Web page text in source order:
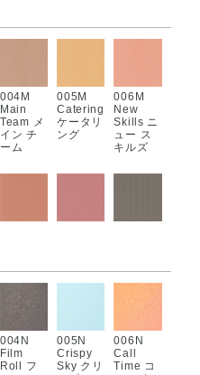
004M
Main
Team メ
イン チ
ーム
005M
Catering
ケータリ
ング
006M
New
Skills ニ
ュー ス
キルズ
セイム
スクール
ヘア ア
ンド メ
ック テ
スト
004N
Film
Roll フ
005N
Crispy
Sky クリ
006N
Call
Time コ